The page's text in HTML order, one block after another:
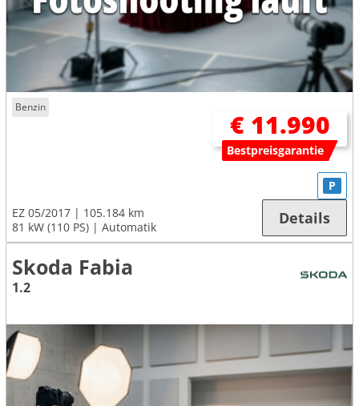
Benzin
€ 11.990
Bestpreisgarantie
EZ 05/2017
105.184 km
81 kW (110 PS)
Automatik
P
Details
Skoda Fabia
1.2